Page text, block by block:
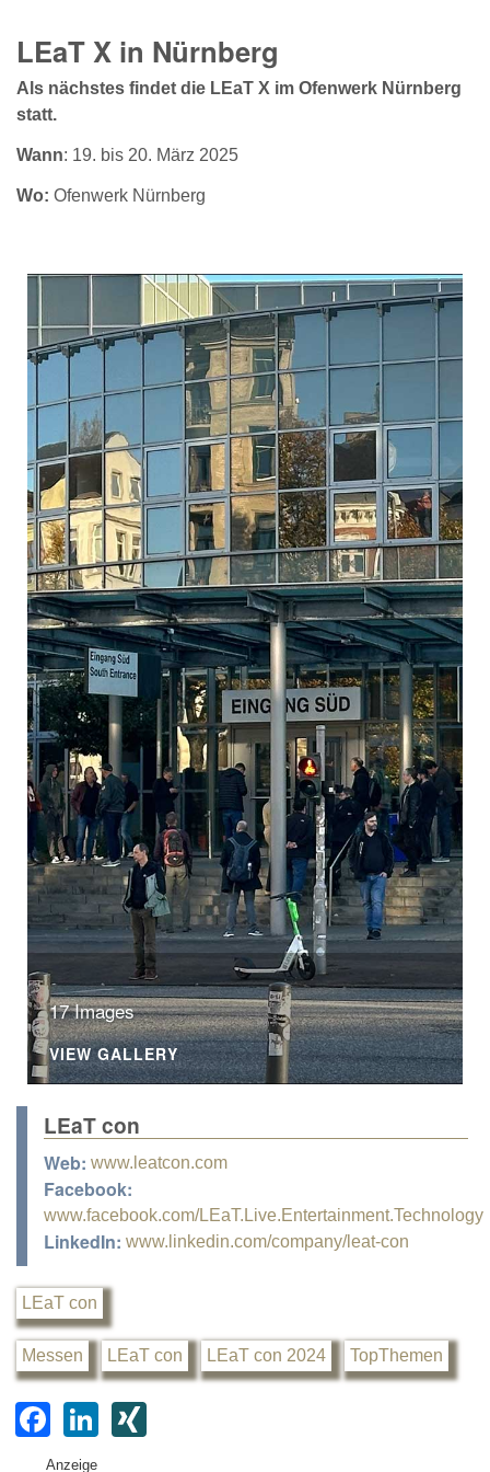
LEaT X in Nürnberg
Als nächstes findet die LEaT X im Ofenwerk Nürnberg
statt.
Wann: 19. bis 20. März 2025
Wo: Ofenwerk Nürnberg
17 Images
VIEW GALLERY
LEaT con
Web: www.leatcon.com
Facebook:
www.facebook.com/LEaT.Live.Entertainment.Technology
LinkedIn: www.linkedin.com/company/leat-con
LEaT con
Messen LEaT con LEaT con 2024 TopThemen
F
a
Li
Anzeige